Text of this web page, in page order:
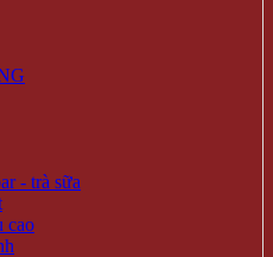
- trà sữa
cao